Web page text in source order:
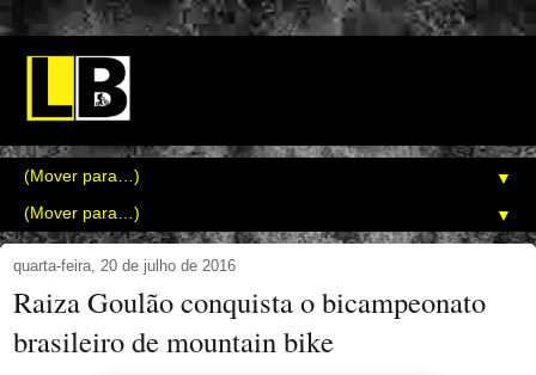
▼
▼
quarta-feira, 20 de julho de 2016
Raiza Goulão conquista o bicampeonato
brasileiro de mountain bike